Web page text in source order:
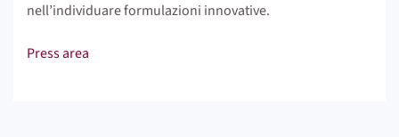
nell’individuare formulazioni innovative.
Press area